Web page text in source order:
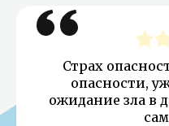
Страх
опасности,
ожидание зла в